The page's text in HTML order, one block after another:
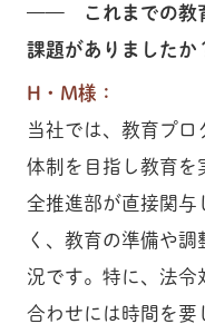
—— これまでの教育
課題がありましたか
H・M様：
当社では、教育プロ
体制を目指し教育を
全推進部が直接関与
く、教育の準備や
況です。特に、法令
合わせには時間を要